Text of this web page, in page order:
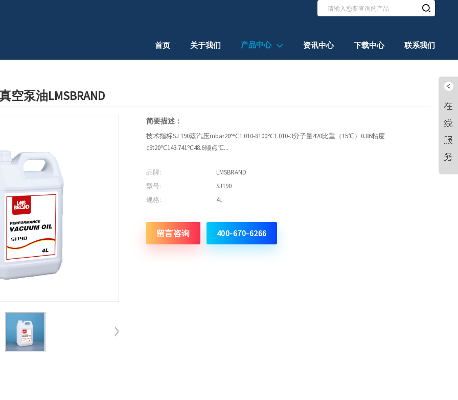
首页 关于我们 产品中心 资讯中心 下载中心 联系我们
空泵油LMSBRAND
简要描述：
技术指标SJ 190蒸汽压mbar20º℃1.010-8100℃1.010-3分子量420比重（15℃）0.86粘度
cSt20℃143.741℃48.6倾点℃...
品牌:
LMSBRAND
型号:
SJ190
规格:
4L
留言咨询 400-670-6266